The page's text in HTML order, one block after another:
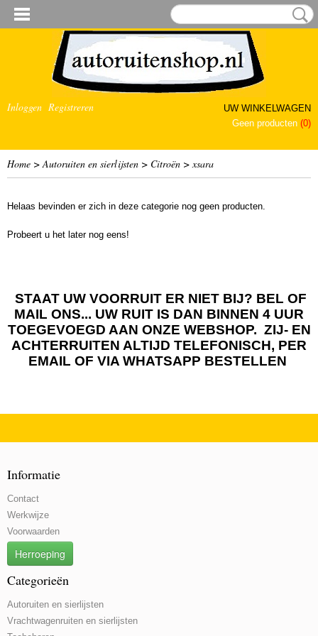
Inloggen Registreren
UW WINKELWAGEN
Geen producten (0)
Home >Autoruiten en sierlijsten > Citroën >xsara
Helaas bevinden er zich in deze categorie nog geen producten.
Probeert u het later nog eens!
STAAT UW VOORRUIT ER NIET BIJ? BEL OF
MAIL ONS... UW RUIT IS DAN BINNEN 4 UUR
TOEGEVOEGD AAN ONZE WEBSHOP. ZIJ- EN
ACHTERRUITEN ALTIJD TELEFONISCH, PER
EMAIL OF VIA WHATSAPP BESTELLEN
Informatie
Contact
Werkwijze
Voorwaarden
Herroeping
Categorieën
Autoruiten en sierlijsten
Vrachtwagenruiten en sierlijsten